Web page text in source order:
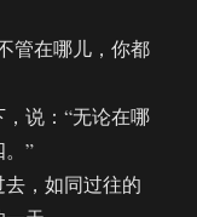
在哪儿，你都
说：“无论在哪
”
，如同过往的